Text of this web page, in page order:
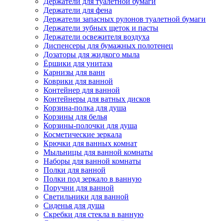
Держатели для фена
Держатели запасных рулонов туалетной бумаги
Держатели зубных щеток и пасты
Держатели освежителя воздуха
Диспенсеры для бумажных полотенец
Дозаторы для жидкого мыла
Ёршики для унитаза
Карнизы для ванн
Коврики для ванной
Контейнер для ванной
Контейнеры для ватных дисков
Корзина-полка для душа
Корзины для белья
Корзины-полочки для душа
Косметические зеркала
Крючки для ванных комнат
Мыльницы для ванной комнаты
Наборы для ванной комнаты
Полки для ванной
Полки под зеркало в ванную
Поручни для ванной
Светильники для ванной
Сиденья для душа
Скребки для стекла в ванную